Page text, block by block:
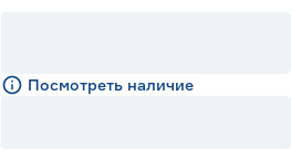
Посмотреть наличие